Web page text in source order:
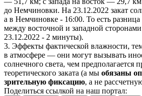
до Немчиновки. На 23.12.2022 закат
а в Немчиновке - 16:00. То есть
между восточной и западной
23.12.2022 - 2 минуты).
3. Эффекты фактической влажности,
в атмосфере — они могут вызывать
солнечного света, чем предполагается
теоретического заката (а мы обязаны
зрительную фиксацию, а не
Поделиться ссылкой на наш портал: